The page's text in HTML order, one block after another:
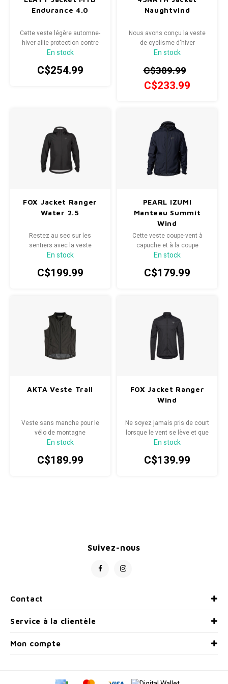
Protection Velo
Sécurité / Réflecteurs
Endurance 4.0
Cette veste légère automne-
hiver allie protection contre
les intempéries et isolation
intelligents certifiés
En stock
C$254.99
Naughtvind
Nous avons conçu la veste
de cyclisme d'hiver
Naughtvind de A à Z pour un
sorties par temps froid.
En stock
C$389.99
C$233.99
FOX Jacket Ranger
Water 2.5
Restez au sec sur les
sentiers avec la veste
imperméable Ranger 2,5
En stock
C$199.99
PEARL IZUMI
Manteau Summit
Wind
Cette veste coupe-vent à
capuche et à la coupe
décontractée protège du
averses sporadiques.
En stock
C$179.99
AKTA Veste Trail
Veste sans manche pour le
vélo de montagne
En stock
C$189.99
FOX Jacket Ranger
Wind
Ne soyez jamais pris de court
lorsque le vent se lève et que
la température baisse.
En stock
C$139.99
Contact
Suivez-nous
Service à la clientèle
Mon compte